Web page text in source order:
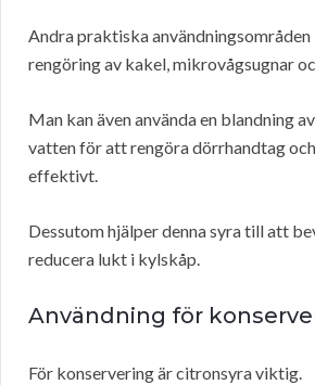
Andra praktiska
rengöring av kakel, mikrovågsugnar
Man kan även använda en blandning
vatten för att rengöra dörrhandtag
effektivt.
Dessutom hjälper denna syra till att
reducera lukt i kylskåp.
Användning för
För konservering är citronsyra viktig.